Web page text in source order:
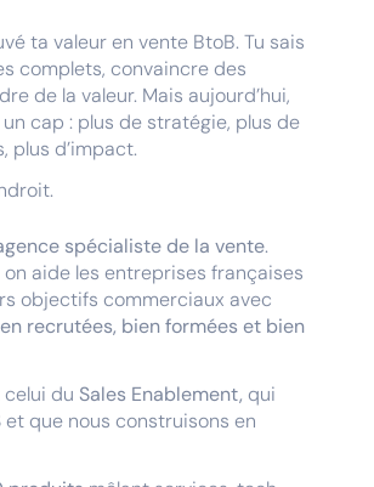
ta valeur en vente BtoB. Tu sais
complets, convaincre des
de la valeur. Mais aujourd’hui,
cap : plus de stratégie, plus de
plus d’impact.
spécialiste de la vente.
on aide les entreprises françaises
objectifs commerciaux avec
recrutées, bien formées et bien
du Sales Enablement, qui
et que nous construisons en